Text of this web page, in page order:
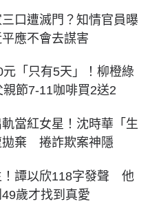
口遭滅門？知情官員曝
應不會去謀害
「只有5天」！柳橙綠
節7-11咖啡買2送2
當紅女星！沈時華「生
拋棄 捲詐欺案神隱
！譚以欣118字發聲 他
歲才找到真愛